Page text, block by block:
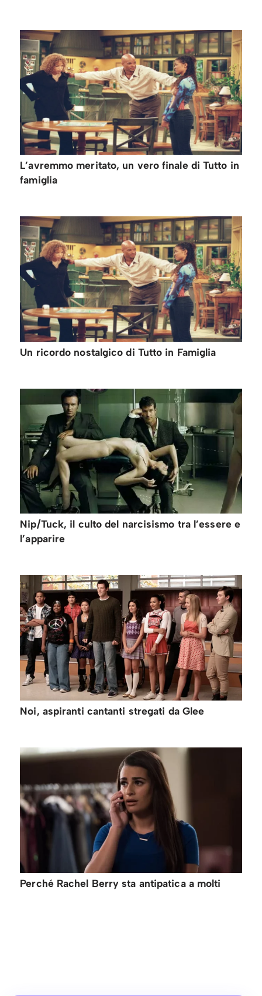
L’avremmo meritato, un vero finale di Tutto in
famiglia
Un ricordo nostalgico di Tutto in Famiglia
Nip/Tuck, il culto del narcisismo tra l’essere e
l’apparire
Noi, aspiranti cantanti stregati da Glee
Perché Rachel Berry sta antipatica a molti